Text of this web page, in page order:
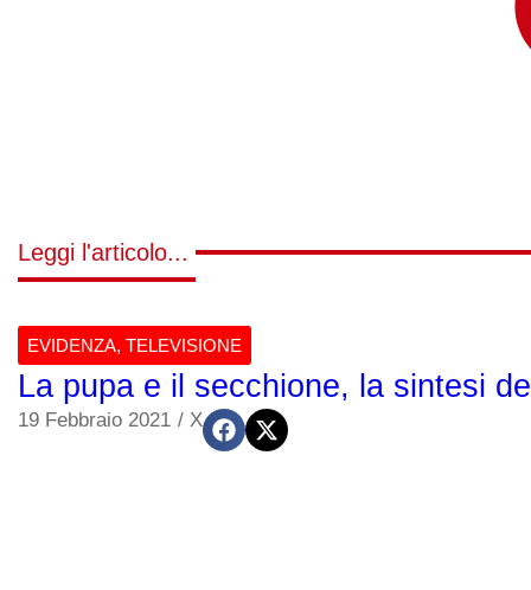
Leggi l'articolo...
EVIDENZA, TELEVISIONE
La pupa e il secchione, la sintesi
19 Febbraio 2021 / X